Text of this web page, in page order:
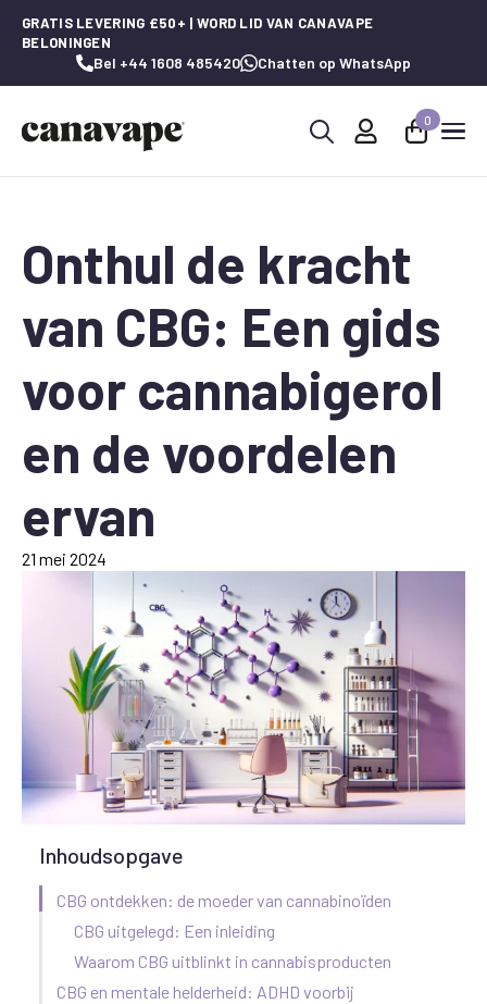
GRATIS LEVERING £50+ | WORD LID VAN CANAVAPE
BELONINGEN
Bel +44 1608 485420 Chatten op WhatsApp
0
Onthul de kracht
van CBG: Een gids
voor cannabigerol
en de voordelen
ervan
21 mei 2024
Inhoudsopgave
CBG ontdekken: de moeder van cannabinoïden
CBG uitgelegd: Een inleiding
Waarom CBG uitblinkt in cannabisproducten
CBG en mentale helderheid: ADHD voorbij